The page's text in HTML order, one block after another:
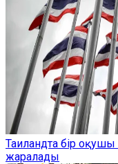
Таиландта бір
жаралады